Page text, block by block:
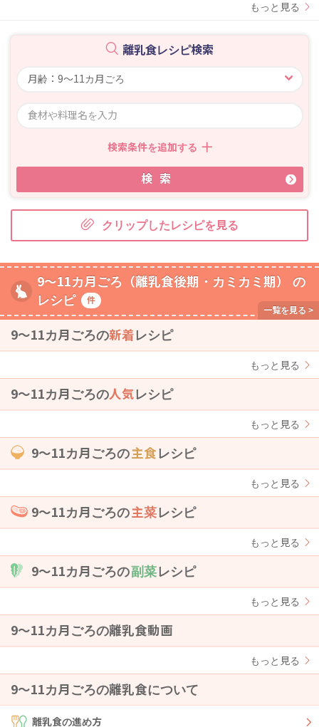
もっと見る
離乳食レシピ検索
検索条件を追加する
検索
クリップしたレシピを見る
9～11カ月ごろ（離乳食後期・カミカミ期） の
レシピ
件
9〜11カ月ごろの新着レシピ
もっと見る
9〜11カ月ごろの人気レシピ
もっと見る
9〜11カ月ごろの主食 レシピ
もっと見る
9〜11カ月ごろの主菜レシピ
もっと見る
9〜11カ月ごろの副菜レシピ
もっと見る
9〜11カ月ごろの離乳食動画
もっと見る
9〜11カ月ごろの離乳食について
離乳食の進め方